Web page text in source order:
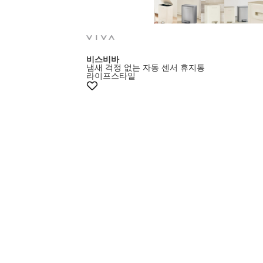
비스비바
냄새 걱정 없는 자동 센서 휴지통
라이프스타일